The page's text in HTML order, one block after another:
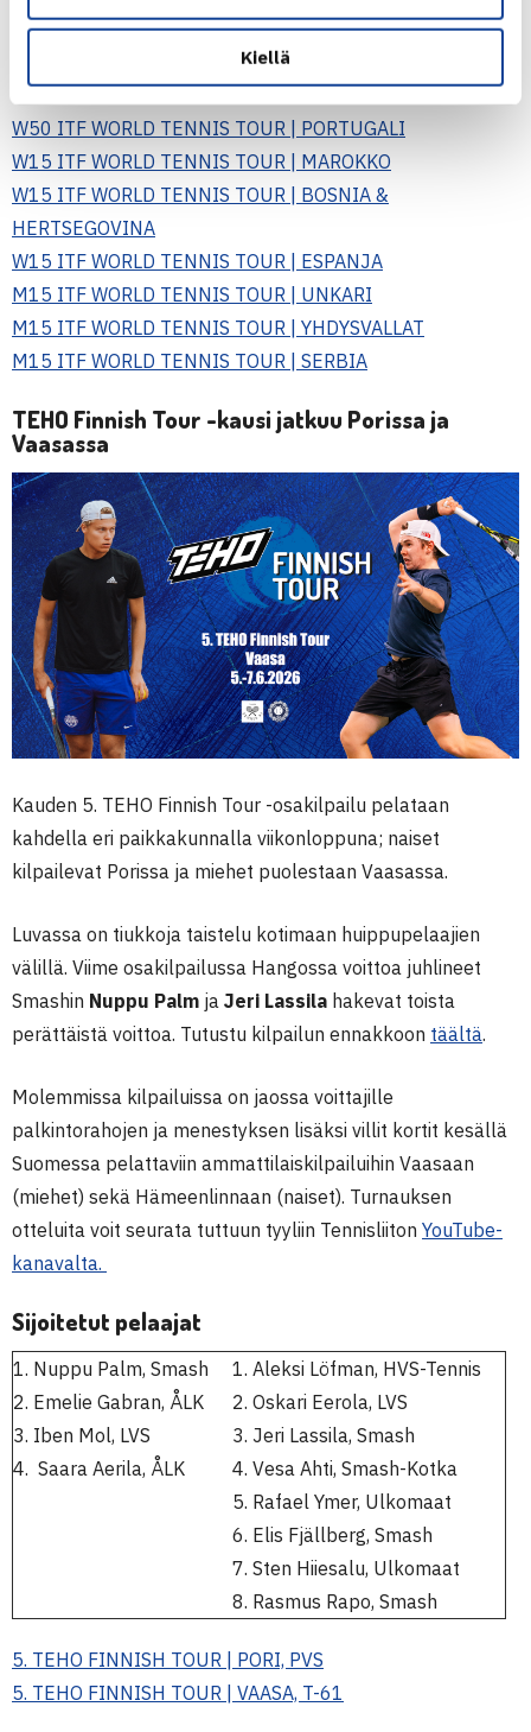
Kiellä
Paldanius(ATP-1294) hävisi avauskierroksella Unkarissa
(ATP-1406) Serbiassa.
W50 ITF WORLD TENNIS TOUR | PORTUGALI
W15 ITF WORLD TENNIS TOUR | MAROKKO
W15 ITF WORLD TENNIS TOUR | BOSNIA &
HERTSEGOVINA
W15 ITF WORLD TENNIS TOUR | ESPANJA
M15 ITF WORLD TENNIS TOUR | UNKARI
M15 ITF WORLD TENNIS TOUR | YHDYSVALLAT
M15 ITF WORLD TENNIS TOUR | SERBIA
TEHO Finnish Tour -kausi jatkuu Porissa ja
Vaasassa
Kauden 5. TEHO Finnish Tour -osakilpailu pelataan
kahdella eri paikkakunnalla viikonloppuna; naiset
kilpailevat Porissa ja miehet puolestaan Vaasassa.
Luvassa on tiukkoja taistelu kotimaan huippupelaajien
välillä. Viime osakilpailussa Hangossa voittoa juhlineet
Smashin Nuppu Palm ja Jeri Lassila hakevat toista
perättäistä voittoa. Tutustu kilpailun ennakkoon täältä.
Molemmissa kilpailuissa on jaossa voittajille
palkintorahojen ja menestyksen lisäksi villit kortit kesällä
Suomessa pelattaviin ammattilaiskilpailuihin Vaasaan
(miehet) sekä Hämeenlinnaan (naiset). Turnauksen
otteluita voit seurata tuttuun tyyliin Tennisliiton YouTube-
kanavalta.
Sijoitetut pelaajat
1. Nuppu Palm, Smash
1. Aleksi Löfman, HVS-Tennis
2. Emelie Gabran, ÅLK
2. Oskari Eerola, LVS
3. Iben Mol, LVS
3. Jeri Lassila, Smash
4. Saara Aerila, ÅLK
4. Vesa Ahti, Smash-Kotka
5. Rafael Ymer, Ulkomaat
6. Elis Fjällberg, Smash
7. Sten Hiiesalu, Ulkomaat
8. Rasmus Rapo, Smash
5. TEHO FINNISH TOUR | PORI, PVS
5. TEHO FINNISH TOUR | VAASA, T-61